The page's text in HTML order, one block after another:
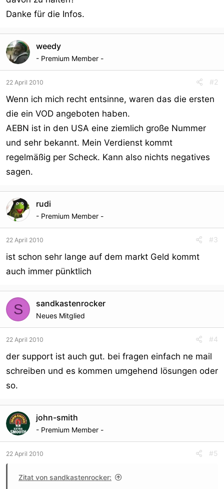
r
t
r
m
Danke für die Infos.
weedy
- Premium Member -
22 April 2010 #2
Wenn ich mich recht entsinne, waren das die ersten
die ein VOD angeboten haben.
AEBN ist in den USA eine ziemlich große Nummer
und sehr bekannt. Mein Verdienst kommt
regelmäßig per Scheck. Kann also nichts negatives
sagen.
rudi
- Premium Member -
22 April 2010 #3
ist schon sehr lange auf dem markt Geld kommt
auch immer pünktlich
S sandkastenrocker
Neues Mitglied
22 April 2010 #4
der support ist auch gut. bei fragen einfach ne mail
schreiben und es kommen umgehend lösungen oder
so.
john-smith
- Premium Member -
22 April 2010 #5
Zitat von sandkastenrocker: